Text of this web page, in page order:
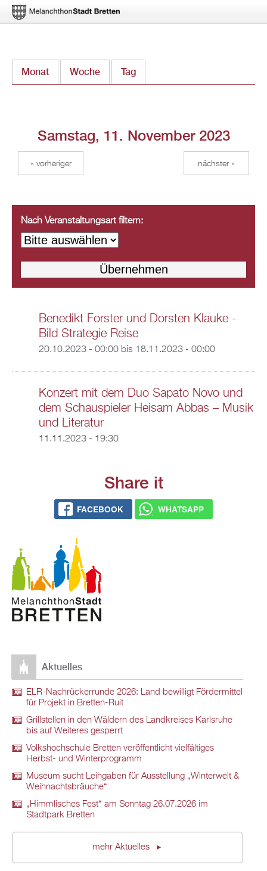
zum
Monat Woche Tag
Samstag, 11. November 2023
« vorheriger nächster »
Nach Veranstaltungsart filtern:
Benedikt Forster und Dorsten Klauke -
Bild Strategie Reise
20.10.2023 - 00:00bis 18.11.2023 - 00:00
Konzert mit dem Duo Sapato Novo und
dem Schauspieler Heisam Abbas – Musik
und Literatur
11.11.2023 - 19:30
Share it
FACEBOOK WHATSAPP
Aktuelles
ELR-Nachrückerrunde 2026: Land bewilligt Fördermittel
für Projekt in Bretten-Ruit
Grillstellen in den Wäldern des Landkreises Karlsruhe
bis auf Weiteres gesperrt
Volkshochschule Bretten veröffentlicht vielfältiges
Herbst- und Winterprogramm
Museum sucht Leihgaben für Ausstellung „Winterwelt &
Weihnachtsbräuche“
„Himmlisches Fest“ am Sonntag 26.07.2026 im
Stadtpark Bretten
mehr Aktuelles